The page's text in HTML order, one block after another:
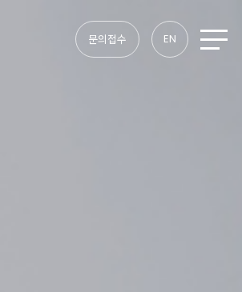
문의접수 EN